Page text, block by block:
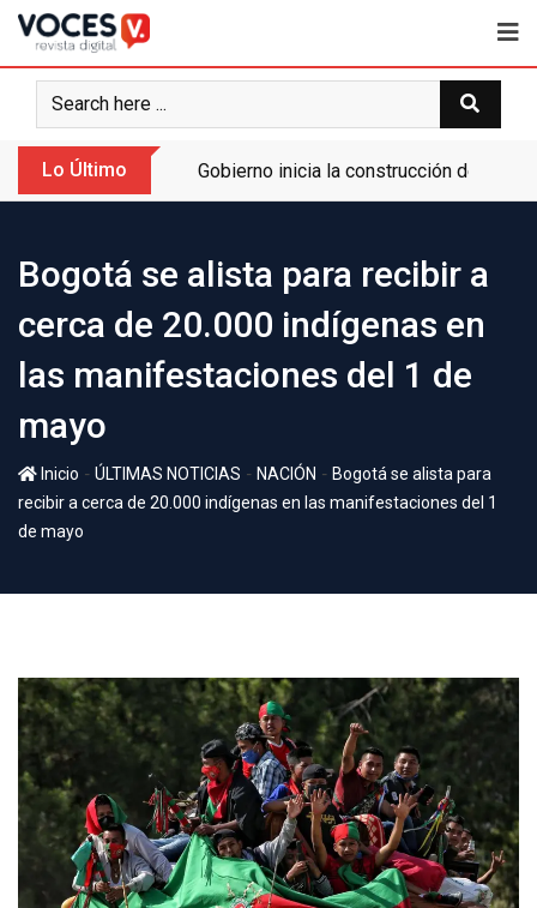
Lo Último Gobierno inicia la construcción de la
Bogotá se alista para recibir a
cerca de 20.000 indígenas en
las manifestaciones del 1 de
mayo
Inicio - ÚLTIMAS NOTICIAS - NACIÓN - Bogotá se alista para
recibir a cerca de 20.000 indígenas en las manifestaciones del 1
de mayo